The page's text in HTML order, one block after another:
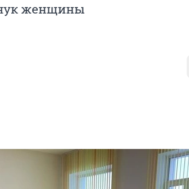
женщины